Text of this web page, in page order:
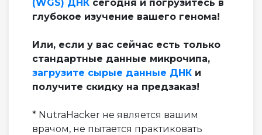
(WGS) ДНК сегодня и погрузитесь в
глубокое изучение вашего генома!
Или, если у вас сейчас есть только
стандартные данные микрочипа,
загрузите сырые данные ДНК и
получите скидку на предзаказ!
* NutraHacker не является вашим
врачом, не пытается практиковать